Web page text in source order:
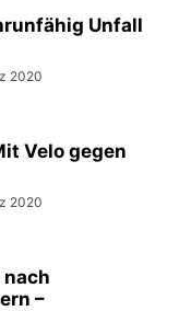
Unfall
2020
Velo gegen
2020
nach
–